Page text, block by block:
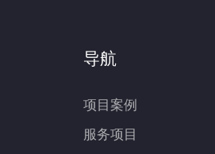
导航
项目案例
服务项目